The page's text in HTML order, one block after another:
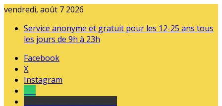
vendredi, août 7 2026
Service anonyme et gratuit pour les 12-25 ans tous
les jours de 9h à 23h
Facebook
X
Instagram